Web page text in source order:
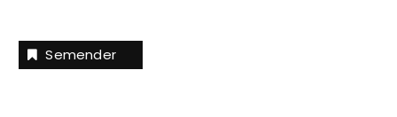
popüler olan ise
mirkettir. M harfi ile
Semender